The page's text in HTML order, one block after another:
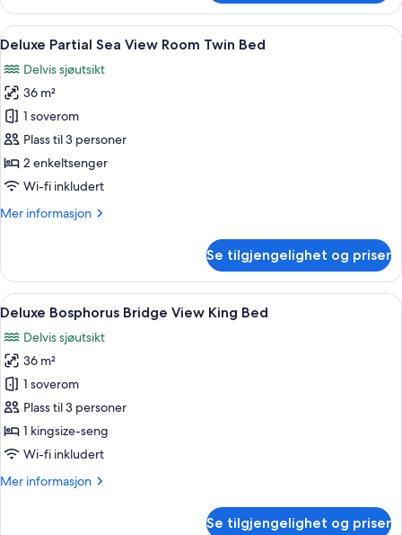
Partial
Sea
View
King
Bed
Åpne
alle
bildene
av
Deluxe
Partial
Sea
View
Twin
Sengetøy i egyptisk bomull,
6
Deluxe Partial Sea View Room Twin Bed
Delvis sjøutsikt
36 m²
1 soverom
Plass til 3 personer
2 enkeltsenger
Wi-fi inkludert
Mer informasjon
Mer
Partial
Sea
View
Twin
Bed
Se tilgjengelighet og priser
Åpne
alle
bildene
av
Deluxe
Bosphorus
Bridge
View
Bed
Sengetøy i egyptisk bomull,
5
Deluxe Bosphorus Bridge View King Bed
Delvis sjøutsikt
36 m²
1 soverom
Plass til 3 personer
1 kingsize-seng
Wi-fi inkludert
Mer informasjon
Mer
Se tilgjengelighet og priser